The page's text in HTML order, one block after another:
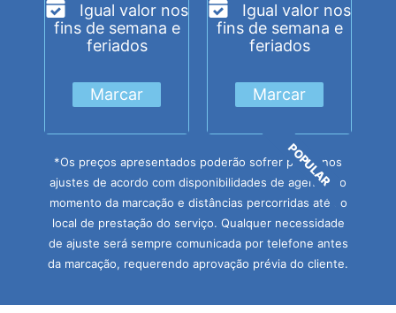
Igual valor nos
fins de semana e
feriados
Marcar
Igual valor nos
fins de semana e
feriados
Marcar
POPULAR
*Os preços apresentados poderão sofrer pequenos
ajustes de acordo com disponibilidades de agenda no
momento da marcação e distâncias percorridas até ao
local de prestação do serviço. Qualquer necessidade
de ajuste será sempre comunicada por telefone antes
da marcação, requerendo aprovação prévia do cliente.